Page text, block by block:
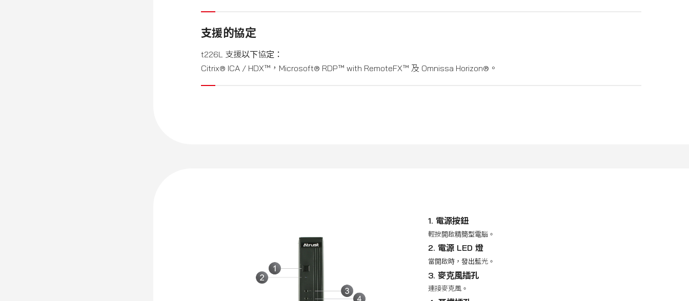
支援的協定
t226L 支援以下協定：
Citrix® ICA / HDX™，Microsoft® RDP™ with RemoteFX™ 及 Omnissa Horizon®。
1. 電源按鈕
輕按開啟精簡型電腦。
2. 電源 LED 燈
當開啟時，發出藍光。
3. 麥克風插孔
連接麥克風。